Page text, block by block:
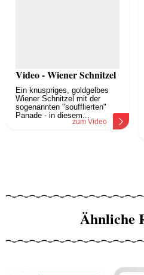
Video - Wiener Schnitzel
Ein knuspriges, goldgelbes
Wiener Schnitzel mit der
sogenannten "soufflierten"
Panade - in diesem...
zum Video
Ähnliche